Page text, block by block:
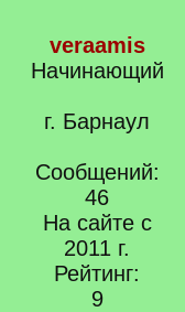
veraamis
Начинающий
г. Барнаул
Сообщений:
46
На сайте с
2011 г.
Рейтинг:
9